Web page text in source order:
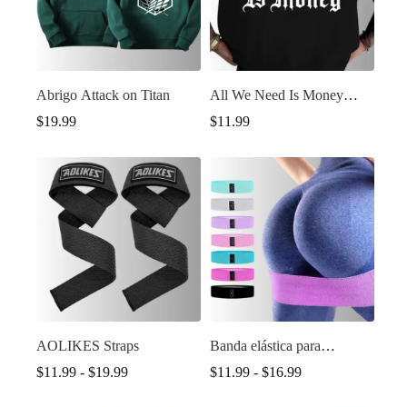
Abrigo Attack on Titan
$19.99
All We Need Is Money
UNISEX
$11.99
AOLIKES Straps
$11.99 - $19.99Rango
Banda elástica para
ejercicios de glúteos y
$11.99 - $16.99Rango